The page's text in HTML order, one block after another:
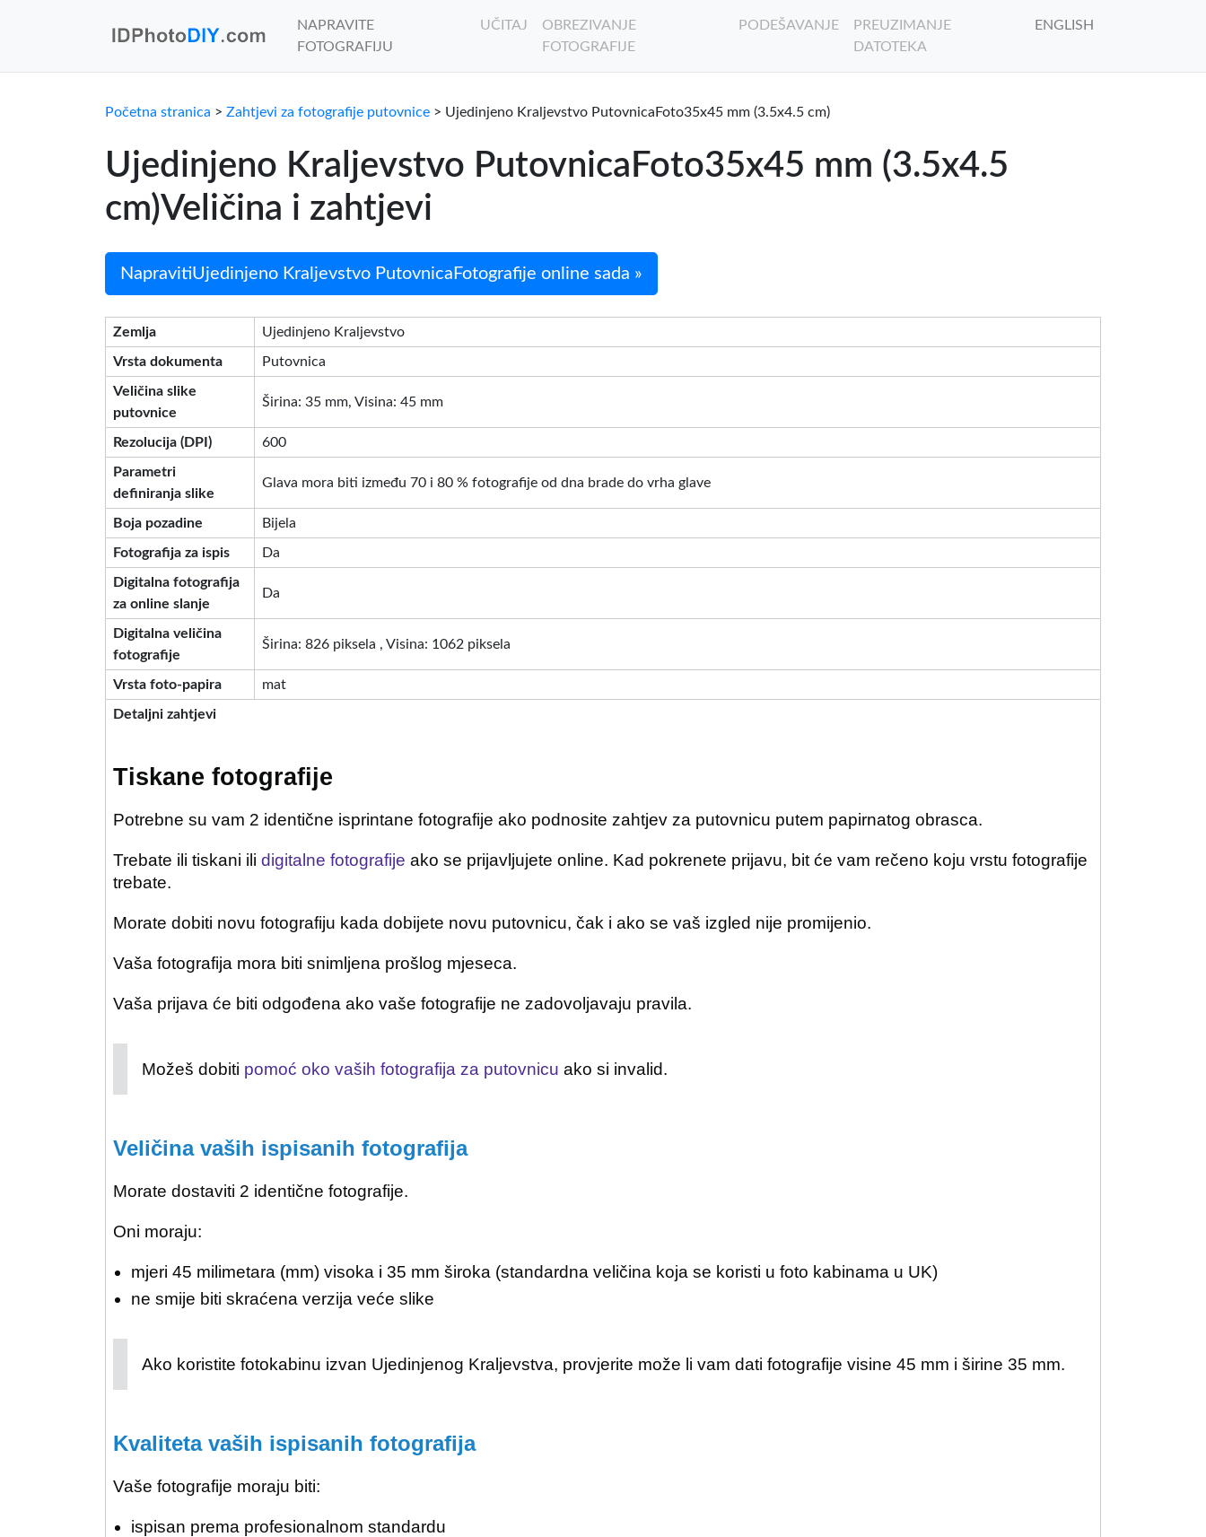
NAPRAVITE
FOTOGRAFIJU
UČITAJ
OBREZIVANJE
FOTOGRAFIJE
PODEŠAVANJE
PREUZIMANJE
DATOTEKA
ENGLISH
Početna stranica > Zahtjevi za fotografije putovnice > Ujedinjeno Kraljevstvo PutovnicaFoto35x45 mm (3.5x4.5 cm)
Ujedinjeno Kraljevstvo PutovnicaFoto35x45 mm (3.5x4.5
cm)Veličina i zahtjevi
NapravitiUjedinjeno Kraljevstvo PutovnicaFotografije online sada »
Zemlja Ujedinjeno Kraljevstvo
Vrsta dokumenta Putovnica
Veličina slike
putovnice
Širina: 35 mm, Visina: 45 mm
Rezolucija (DPI) 600
Parametri
definiranja slike
Glava mora biti između 70 i 80 % fotografije od dna brade do vrha glave
Boja pozadine Bijela
Fotografija za ispis Da
Digitalna fotografija
za online slanje
Da
Digitalna veličina
fotografije
Širina: 826 piksela , Visina: 1062 piksela
Vrsta foto-papira mat
Detaljni zahtjevi
Tiskane fotografije
Potrebne su vam 2 identične isprintane fotografije ako podnosite zahtjev za putovnicu putem papirnatog obrasca.
Trebate ili tiskani ili digitalne fotografije ako se prijavljujete online. Kad pokrenete prijavu, bit će vam rečeno koju vrstu fotografije
trebate.
Morate dobiti novu fotografiju kada dobijete novu putovnicu, čak i ako se vaš izgled nije promijenio.
Vaša fotografija mora biti snimljena prošlog mjeseca.
Vaša prijava će biti odgođena ako vaše fotografije ne zadovoljavaju pravila.
Možeš dobiti pomoć oko vaših fotografija za putovnicu ako si invalid.
Veličina vaših ispisanih fotografija
Morate dostaviti 2 identične fotografije.
Oni moraju:
mjeri 45 milimetara (mm) visoka i 35 mm široka (standardna veličina koja se koristi u foto kabinama u UK)
ne smije biti skraćena verzija veće slike
Ako koristite fotokabinu izvan Ujedinjenog Kraljevstva, provjerite može li vam dati fotografije visine 45 mm i širine 35 mm.
Kvaliteta vaših ispisanih fotografija
Vaše fotografije moraju biti:
ispisan prema profesionalnom standardu